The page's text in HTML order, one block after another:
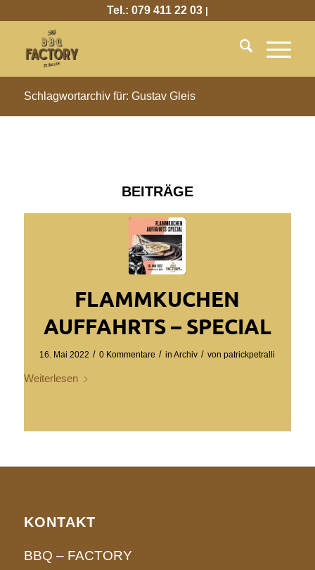
Tel.: 079 411 22 03|
Schlagwortarchiv für: Gustav Gleis
BEITRÄGE
FLAMMKUCHEN
AUFFAHRTS – SPECIAL
16. Mai 2022 / 0 Kommentare / inArchiv / vonpatrickpetralli
Weiterlesen
KONTAKT
BBQ – FACTORY